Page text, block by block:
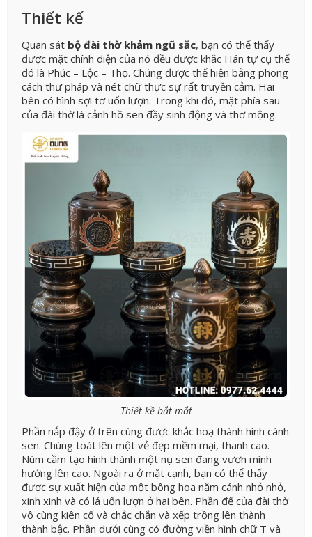
Thiết kế
Quan sát bộ đài thờ khảm ngũ sắc, bạn có thể thấy
được mặt chính diện của nó đều được khắc Hán tự cụ thể
đó là Phúc – Lộc – Thọ. Chúng được thể hiện bằng phong
cách thư pháp và nét chữ thực sự rất truyền cảm. Hai
bên có hình sợi tơ uốn lượn. Trong khi đó, mặt phía sau
của đài thờ là cảnh hồ sen đầy sinh động và thơ mộng.
Thiết kề bắt mắt
Phần nắp đậy ở trên cùng được khắc hoạ thành hình cánh
sen. Chúng toát lên một vẻ đẹp mềm mại, thanh cao.
Núm cầm tạo hình thành một nụ sen đang vươn mình
hướng lên cao. Ngoài ra ở mặt cạnh, bạn có thể thấy
được sự xuất hiện của một bông hoa năm cánh nhỏ nhỏ,
xinh xinh và có lá uốn lượn ở hai bên. Phần đế của đài thờ
vô cùng kiên cố và chắc chắn và xếp trồng lên thành
thành bậc. Phần dưới cùng có đường viền hình chữ T và